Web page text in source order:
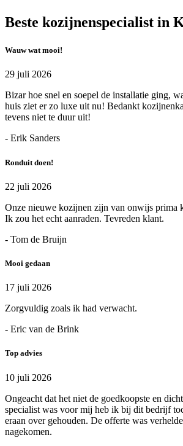
Beste kozijnenspecialist in
Wauw wat mooi!
29 juli 2026
Bizar hoe snel en soepel de installatie ging,
huis ziet er zo luxe uit nu! Bedankt
tevens niet te duur uit!
- Erik Sanders
Ronduit doen!
22 juli 2026
Onze nieuwe kozijnen zijn van onwijs prima
Ik zou het echt aanraden. Tevreden klant.
- Tom de Bruijn
Mooi gedaan
17 juli 2026
Zorgvuldig zoals ik had verwacht.
- Eric van de Brink
Top advies
10 juli 2026
Ongeacht dat het niet de goedkoopste en
specialist was voor mij heb ik bij dit bedrijf
eraan over gehouden. De offerte was
nagekomen.